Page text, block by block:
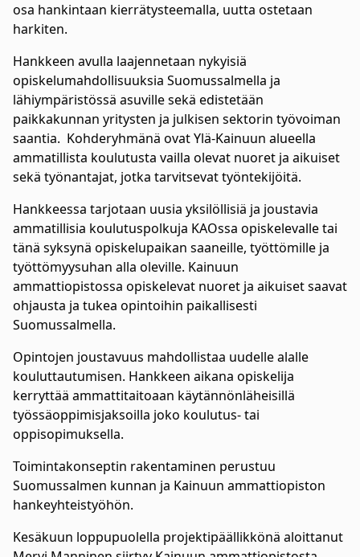
osa hankintaan kierrätysteemalla, uutta ostetaan
harkiten.
Hankkeen avulla laajennetaan nykyisiä
opiskelumahdollisuuksia Suomussalmella ja
lähiympäristössä asuville sekä edistetään
paikkakunnan yritysten ja julkisen sektorin työvoiman
saantia. Kohderyhmänä ovat Ylä-Kainuun alueella
ammatillista koulutusta vailla olevat nuoret ja aikuiset
sekä työnantajat, jotka tarvitsevat työntekijöitä.
Hankkeessa tarjotaan uusia yksilöllisiä ja joustavia
ammatillisia koulutuspolkuja KAOssa opiskelevalle tai
tänä syksynä opiskelupaikan saaneille, työttömille ja
työttömyysuhan alla oleville. Kainuun
ammattiopistossa opiskelevat nuoret ja aikuiset saavat
ohjausta ja tukea opintoihin paikallisesti
Suomussalmella.
Opintojen joustavuus mahdollistaa uudelle alalle
kouluttautumisen. Hankkeen aikana opiskelija
kerryttää ammattitaitoaan käytännönläheisillä
työssäoppimisjaksoilla joko koulutus- tai
oppisopimuksella.
Toimintakonseptin rakentaminen perustuu
Suomussalmen kunnan ja Kainuun ammattiopiston
hankeyhteistyöhön.
Kesäkuun loppupuolella projektipäällikkönä aloittanut